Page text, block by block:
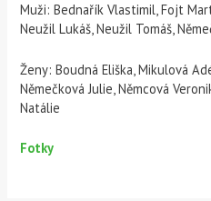
Muži: Bednařík Vlastimil, Fojt
Neužil Lukáš, Neužil Tomáš,
Ženy: Boudná Eliška, Mikulová
Němečková Julie, Němcová
Natálie
Fotky